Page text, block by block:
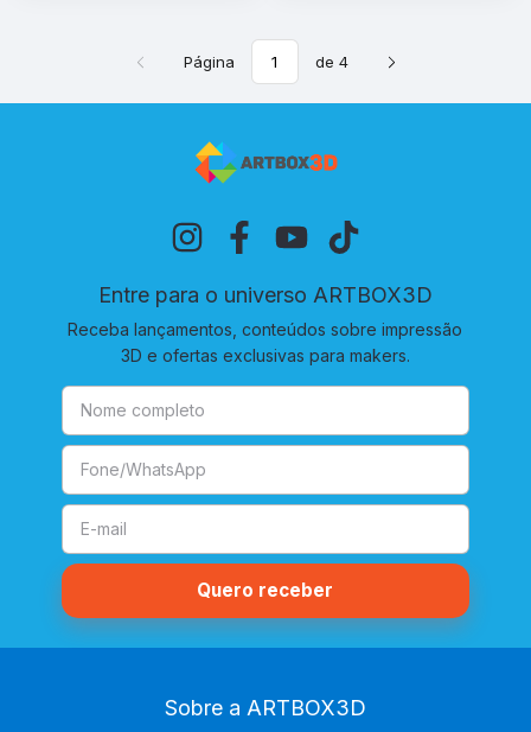
Página de 4
Entre para o universo ARTBOX3D
Receba lançamentos, conteúdos sobre impressão
3D e ofertas exclusivas para makers.
Sobre a ARTBOX3D